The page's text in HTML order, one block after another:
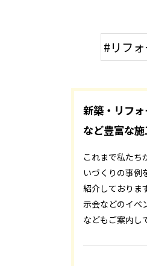
#リフ
新築・リフ
など豊富な
これまで私たち
いづくりの事例
紹介しておりま
示会などのイベ
などもご案内し